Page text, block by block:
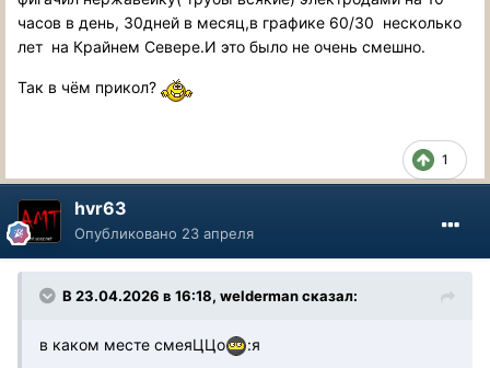
часов в день, 30дней в месяц,в графике 60/30 несколько
лет на Крайнем Севере.И это было не очень смешно.
Так в чём прикол?
1
hvr63
Опубликовано 23 апреля
В 23.04.2026 в 16:18, weldermanсказал:
в каком месте смеяЦЦо :я